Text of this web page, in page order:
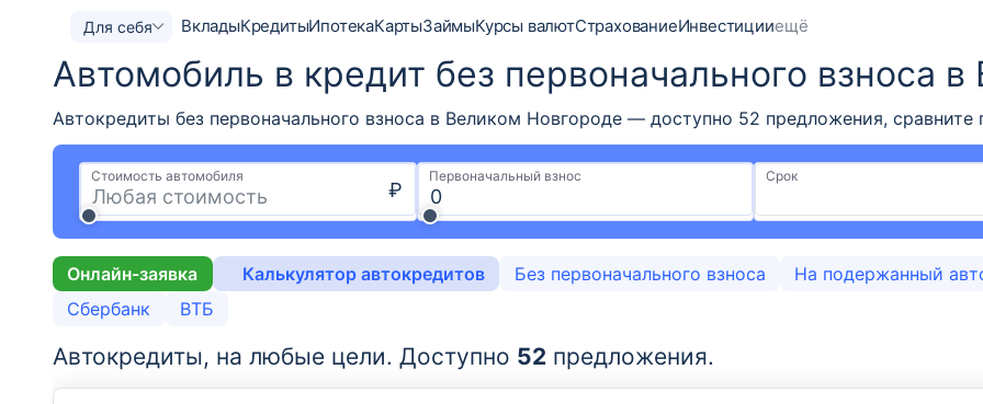
Для себя ВкладыКредитыИпотекаКартыЗаймыКурсы валютСтрахованиеИнвестицииещё
Автомобиль в кредит без первоначального взноса
Автокредиты без первоначального взноса в Великом Новгороде — доступно 52 предложения,
Стоимость автомобиля
₽
Первоначальный взнос Срок
Онлайн-заявка Калькулятор автокредитов Без первоначального взноса
На подержанный
Сбербанк
ВТБ
Автокредиты, на любые цели. Доступно 52 предложения.